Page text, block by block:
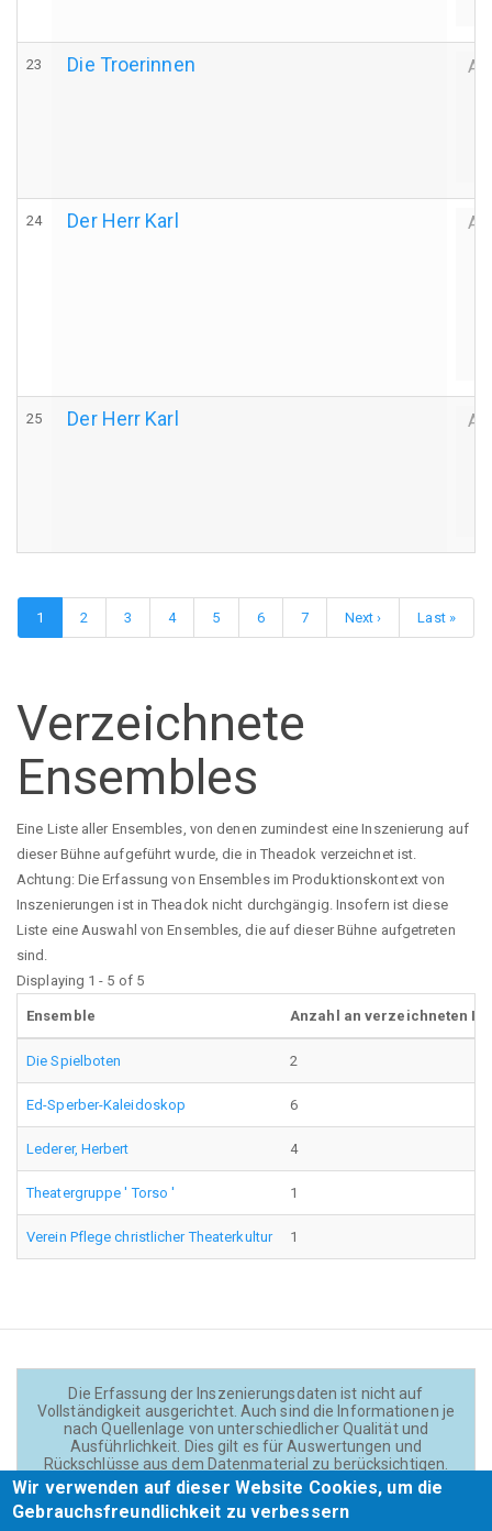
23 Die Troerinnen
24 Der Herr Karl
25 Der Herr Karl
Seitennummerierung
Aktuelle
Seite
1 Page
2 Page
3 Page
4 Page
5 Page
6 Page
7
Nächste
Seite
Next ›
Letzte
Seite
Last »
Verzeichnete
Ensembles
Eine Liste aller Ensembles, von denen zumindest eine Inszenierung auf
dieser Bühne aufgeführt wurde, die in Theadok verzeichnet ist.
Achtung: Die Erfassung von Ensembles im Produktionskontext von
Inszenierungen ist in Theadok nicht durchgängig. Insofern ist diese
Liste eine Auswahl von Ensembles, die auf dieser Bühne aufgetreten
sind.
Displaying 1 - 5 of 5
Ensemble Anzahl an verzeichneten
Die Spielboten 2
Ed-Sperber-Kaleidoskop 6
Lederer, Herbert 4
Theatergruppe ' Torso ' 1
Verein Pflege christlicher Theaterkultur 1
Die Erfassung der Inszenierungsdaten ist nicht auf
Vollständigkeit ausgerichtet. Auch sind die Informationen je
nach Quellenlage von unterschiedlicher Qualität und
Ausführlichkeit. Dies gilt es für Auswertungen und
Rückschlüsse aus dem Datenmaterial zu berücksichtigen.
Daten und Texte auf der Website sind - wenn nicht anders
angegeben - lizensiert unterCC BY 4.0(Creator:
Theadok.at).
Wir verwenden auf dieser Website Cookies, um die
Gebrauchsfreundlichkeit zu verbessern